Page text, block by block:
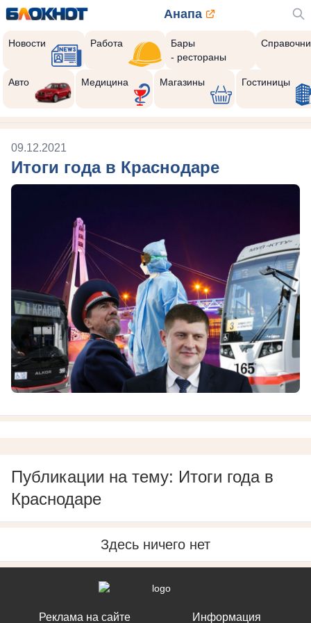
Анапа
Новости Работа
Бары
- рестораны
Авто Медицина Магазины Гостиницы
09.12.2021
Итоги года в Краснодаре
Публикации на тему: Итоги года в
Краснодаре
Здесь ничего нет
Реклама на сайте Информация